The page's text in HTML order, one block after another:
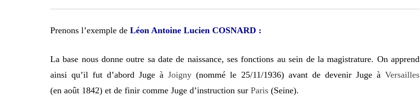
Prenons l’exemple de Léon Antoine Lucien COSNARD :
La base nous donne outre sa date de naissance, ses fonctions au sein de la magistrature. On apprend
ainsi qu’il fut d’abord Juge àJoigny (nommé le 25/11/1936) avant de devenir Juge à Versailles
(en août 1842) et de finir comme Juge d’instruction sur Paris (Seine).